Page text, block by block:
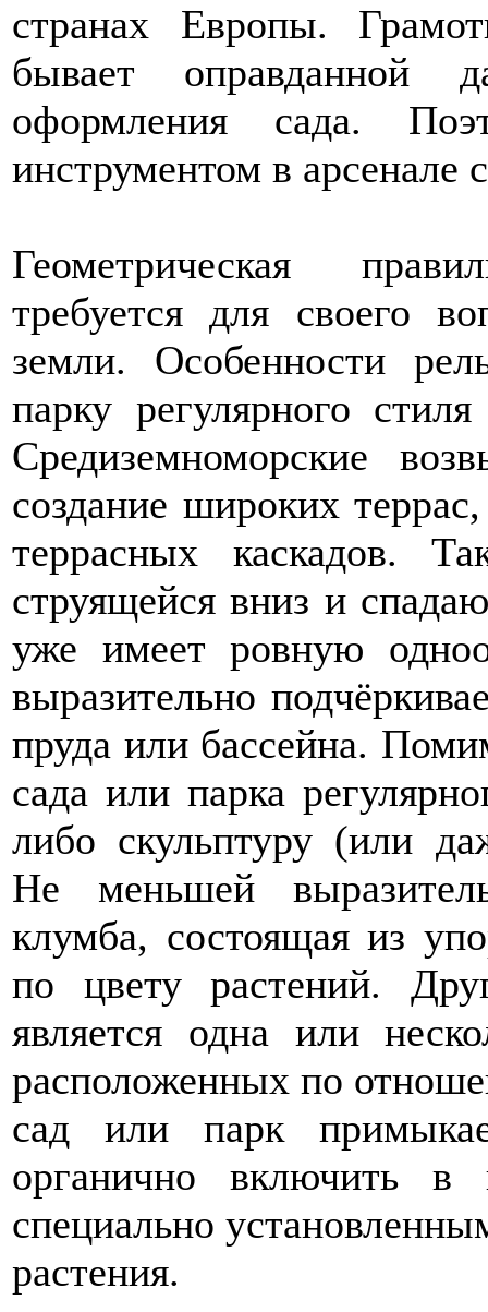
странах Европы.
бывает оправданной
оформления сада.
инструментом в арсенале
Геометрическая
требуется для своего
земли. Особенности
парку регулярного
Средиземноморские
создание широких
террасных каскадов.
струящейся вниз и
уже имеет ровную
выразительно
пруда или бассейна.
сада или парка
либо скульптуру (или
Не меньшей
клумба, состоящая из
по цвету растений.
является одна или
расположенных по
сад или парк
органично включить в
специально
растения.